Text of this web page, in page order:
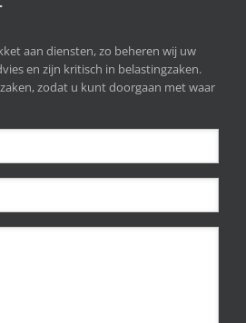
aan diensten, zo beheren wij uw
en zijn kritisch in belastingzaken.
zodat u kunt doorgaan met waar